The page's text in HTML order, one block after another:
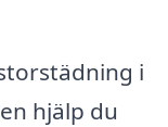
i
hjälp du